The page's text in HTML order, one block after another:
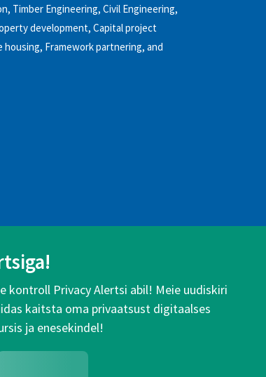
Timber Engineering, Civil Engineering,
development, Capital project
Framework partnering, and
kontroll Privacy Alertsi abil! Meie uudiskiri
kaitsta oma privaatsust digitaalses
ja enesekindel!